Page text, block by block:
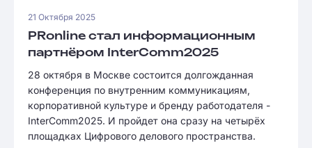
21 Октября 2025
PRonline стал информационным
партнёром InterComm2025
28 октября в Москве состоится долгожданная
конференция по внутренним коммуникациям,
корпоративной культуре и бренду работодателя -
InterComm2025. И пройдет она сразу на четырёх
площадках Цифрового делового пространства.